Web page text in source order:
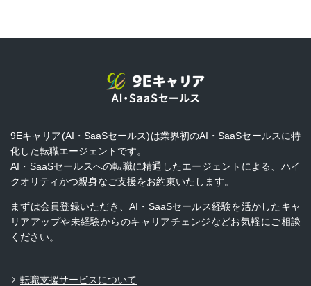
9Eキャリア(AI・SaaSセールス)は業界初のAI・SaaSセールスに特
化した転職エージェントです。
AI・SaaSセールスへの転職に精通したエージェントによる、ハイ
クオリティかつ親身なご支援をお約束いたします。
まずは会員登録いただき、AI・SaaSセールス経験を活かしたキャ
リアアップや未経験からのキャリアチェンジなどお気軽にご相談
ください。
転職支援サービスについて